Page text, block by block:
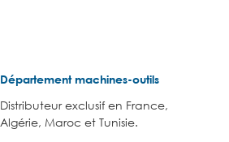
Département machines-outils
Distributeur exclusif en France,
Algérie, Maroc et Tunisie.